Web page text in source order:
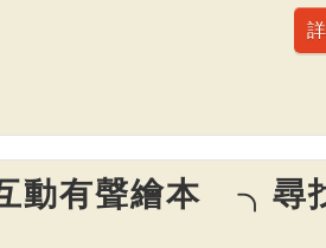
互動有聲繪本 ╮尋